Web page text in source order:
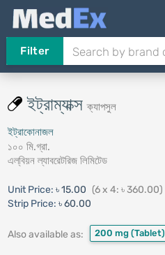
Filter
ইট্রাম্যাক্সক্যাপসুল
ইট্রাকোনাজল
১০০ মি.গ্রা.
এল্‌বিয়ন ল্যাবরেটরিজ লিমিটেড
Unit Price: ৳ 15.00 (6 x 4: ৳ 360.00)
Strip Price: ৳ 60.00
Also available as: 200 mg (Tablet)